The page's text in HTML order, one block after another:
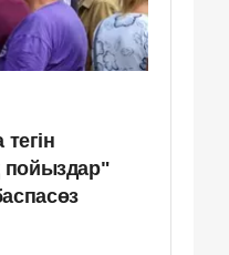
пойыздар"